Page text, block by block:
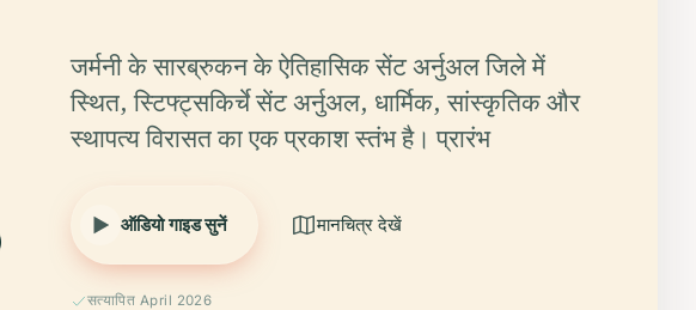
जर्मनी के सारब्रुकन के ऐतिहासिक सेंट अर्नुअल जिले में
स्थित, स्टिफ्ट्सकिर्चे सेंट अर्नुअल, धार्मिक, सांस्कृतिक और
स्थापत्य विरासत का एक प्रकाश स्तंभ है। प्रारंभ
ऑडियो गाइड सुनें मानचित्र देखें
सत्यापित April 2026